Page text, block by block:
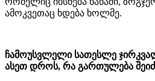
ამოკვეთაც ხდება ხოლმე.
ჩამოუსვლელი სათესლე
ასეთ დროს, რა გართულება